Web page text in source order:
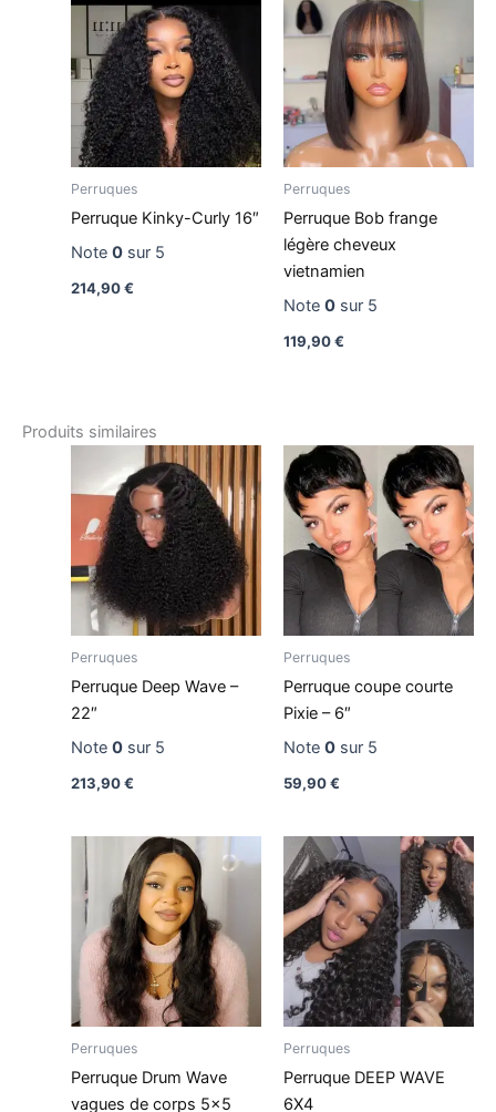
Perruques
Perruque Kinky-Curly 16″
Note 0sur 5
214,90€
Perruques
Perruque Bob frange
légère cheveux
vietnamien
Note 0sur 5
119,90€
Produits similaires
Perruques
Perruque Deep Wave –
22″
Note 0sur 5
213,90€
Perruques
Perruque coupe courte
Pixie – 6″
Note 0sur 5
59,90€
Perruques
Perruque Drum Wave
vagues de corps 5×5
Perruques
Perruque DEEP WAVE
6X4